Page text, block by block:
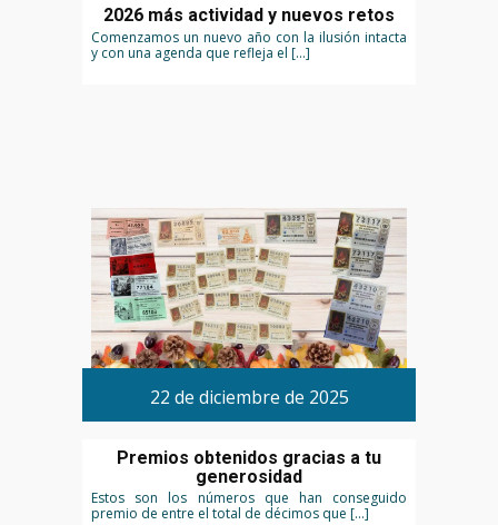
2026 más actividad y nuevos retos
Comenzamos un nuevo año con la ilusión intacta
y con una agenda que refleja el […]
22 de diciembre de 2025
Premios obtenidos gracias a tu
generosidad
Estos son los números que han conseguido
premio de entre el total de décimos que […]